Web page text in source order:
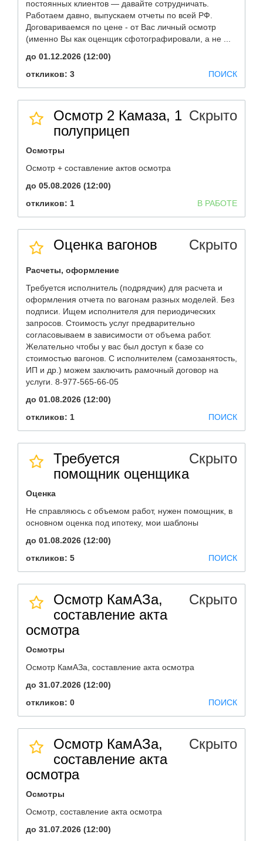
постоянных клиентов — давайте сотрудничать.
Работаем давно, выпускаем отчеты по всей РФ.
Договариваемся по цене - от Вас личный осмотр
(именно Вы как оценщик сфотографировали, а не ...
до 01.12.2026 (12:00)
откликов: 3
ПОИСК
Осмотр 2 Камаза, 1
полуприцеп
Скрыто
Осмотры
Осмотр + составление актов осмотра
до 05.08.2026 (12:00)
откликов: 1
В РАБОТЕ
Оценка вагонов Скрыто
Расчеты, оформление
Требуется исполнитель (подрядчик) для расчета и
оформления отчета по вагонам разных моделей. Без
подписи. Ищем исполнителя для периодических
запросов. Стоимость услуг предварительно
согласовываем в зависимости от объема работ.
Желательно чтобы у вас был доступ к базе со
стоимостью вагонов. С исполнителем (самозанятость,
ИП и др.) можем заключить рамочный договор на
услуги. 8-977-565-66-05
до 01.08.2026 (12:00)
откликов: 1
ПОИСК
Требуется
помощник оценщика
Скрыто
Оценка
Не справляюсь с объемом работ, нужен помощник, в
основном оценка под ипотеку, мои шаблоны
до 01.08.2026 (12:00)
откликов: 5
ПОИСК
Осмотр КамАЗа,
составление акта
осмотра
Скрыто
Осмотры
Осмотр КамАЗа, составление акта осмотра
до 31.07.2026 (12:00)
откликов: 0
ПОИСК
Осмотр КамАЗа,
составление акта
осмотра
Скрыто
Осмотры
Осмотр, составление акта осмотра
до 31.07.2026 (12:00)